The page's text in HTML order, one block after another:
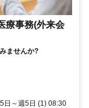
療事務(外来会
ませんか?
日～週5日 (1) 08:30